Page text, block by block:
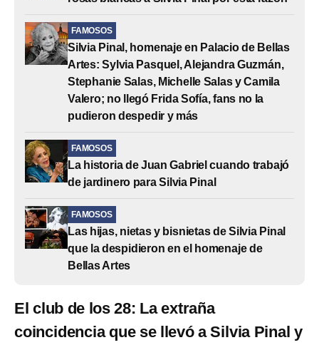
FAMOSOS
Silvia Pinal, homenaje en Palacio de Bellas
Artes: Sylvia Pasquel, Alejandra Guzmán,
Stephanie Salas, Michelle Salas y Camila
Valero; no llegó Frida Sofía, fans no la
pudieron despedir y más
FAMOSOS
La historia de Juan Gabriel cuando trabajó
de jardinero para Silvia Pinal
FAMOSOS
Las hijas, nietas y bisnietas de Silvia Pinal
que la despidieron en el homenaje de
Bellas Artes
El club de los 28: La extraña
coincidencia que se llevó a Silvia Pinal y